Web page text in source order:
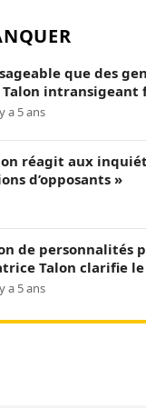
que des
intransigeant
»
a 5 ans
réagit aux
d’opposants »
de personnalités
Talon clarifie
a 5 ans